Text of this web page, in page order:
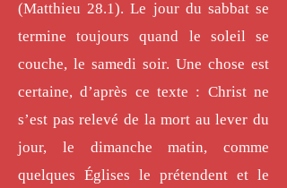
(Matthieu 28.1). Le jour du sabbat se
termine toujours quand le soleil se
couche, le samedi soir. Une chose est
certaine, d’après ce texte : Christ ne
s’est pas relevé de la mort au lever du
jour, le dimanche matin, comme
quelques Églises le prétendent et le